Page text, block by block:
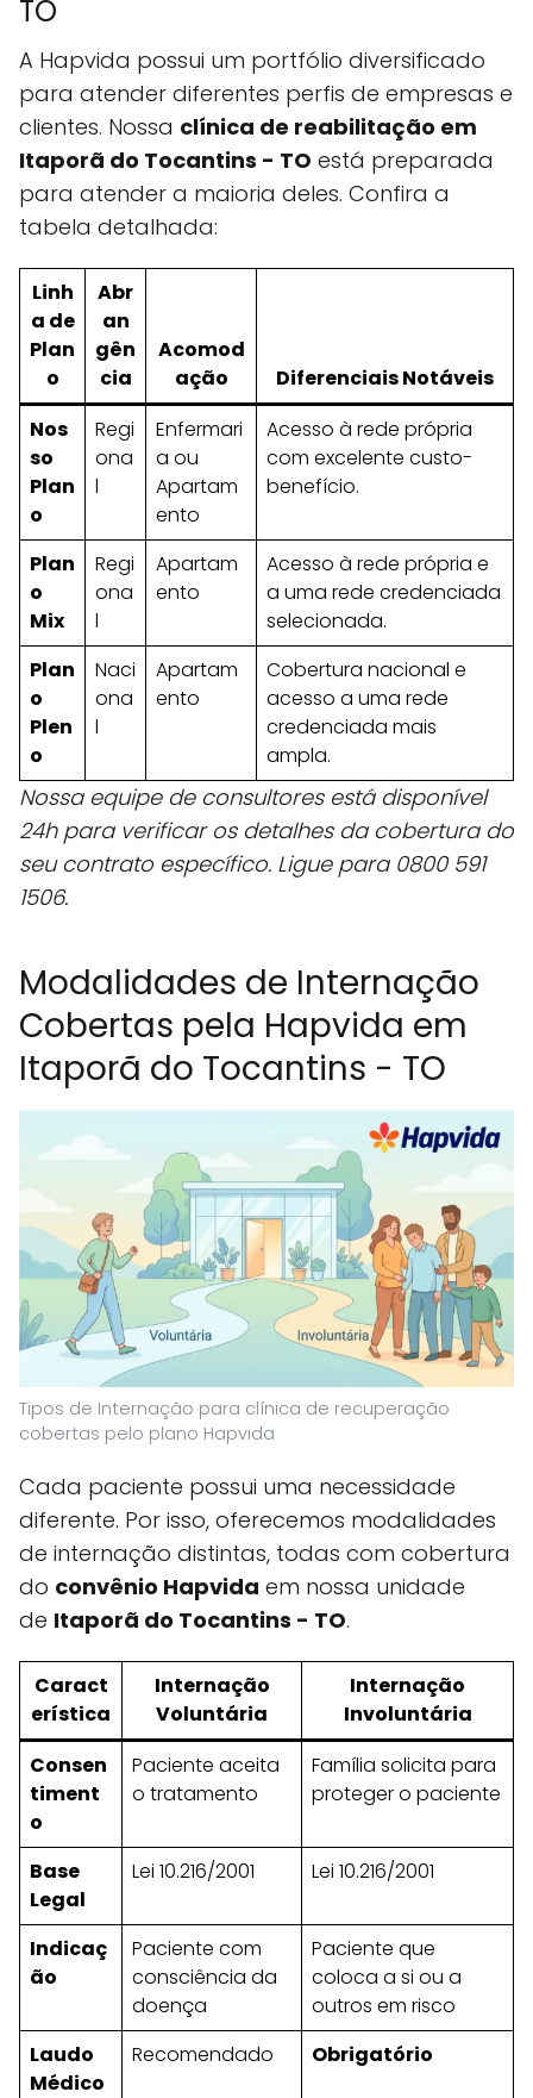
TO
A Hapvida possui um portfólio diversificado
para atender diferentes perfis de empresas e
clientes. Nossa clínica de reabilitação em
Itaporã do Tocantins - TO está preparada
para atender a maioria deles. Confira a
tabela detalhada:
Linh
a de
Plan
o
Abr
an
gên
cia
Acomod
ação
Diferenciais Notáveis
Nos
so
Plan
o
Regi
ona
l
Enfermari
a ou
Apartam
ento
Acesso à rede própria
com excelente custo-
benefício.
Plan
o
Mix
Regi
ona
l
Apartam
ento
Acesso à rede própria e
a uma rede credenciada
selecionada.
Plan
o
Plen
o
Naci
ona
l
Apartam
ento
Cobertura nacional e
acesso a uma rede
credenciada mais
ampla.
Nossa equipe de consultores está disponível
24h para verificar os detalhes da cobertura do
seu contrato específico. Ligue para 0800 591
1506.
Modalidades de Internação
Cobertas pela Hapvida em
Itaporã do Tocantins - TO
Tipos de Internação para clínica de recuperação
cobertas pelo plano Hapvida
Cada paciente possui uma necessidade
diferente. Por isso, oferecemos modalidades
de internação distintas, todas com cobertura
do convênio Hapvida em nossa unidade
de Itaporã do Tocantins - TO.
Caract
erística
Internação
Voluntária
Internação
Involuntária
Consen
timent
o
Paciente aceita
o tratamento
Família solicita para
proteger o paciente
Base
Legal
Lei 10.216/2001 Lei 10.216/2001
Indicaç
ão
Paciente com
consciência da
doença
Paciente que
coloca a si ou a
outros em risco
Laudo
Médico
Recomendado Obrigatório